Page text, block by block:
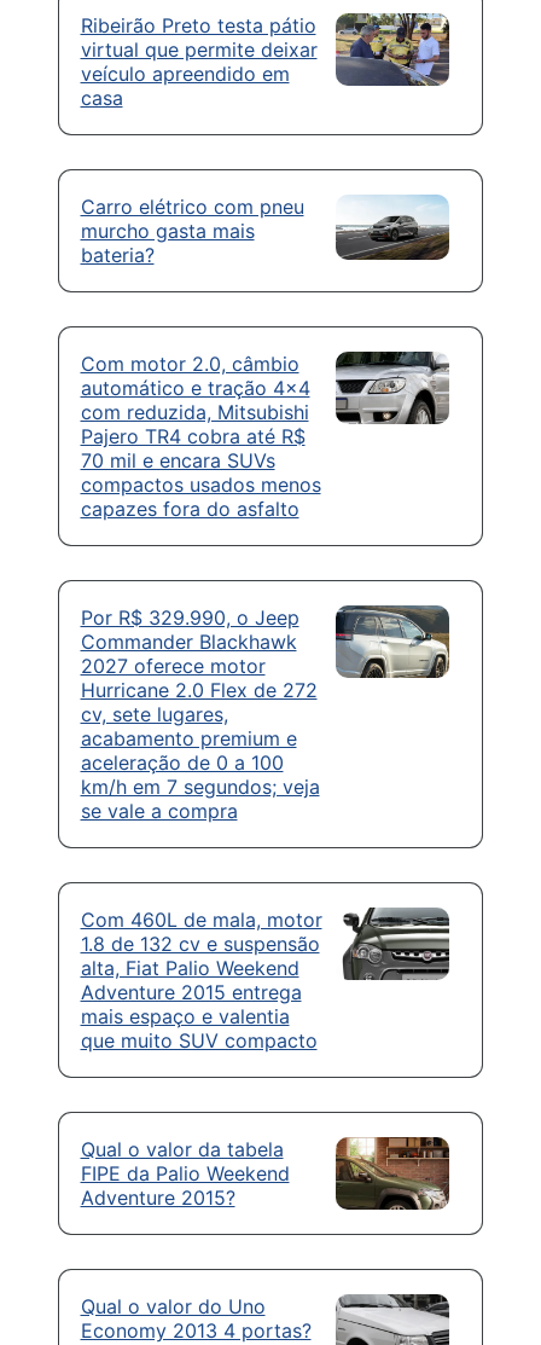
Ribeirão Preto testa pátio
virtual que permite deixar
veículo apreendido em
casa
Carro elétrico com pneu
murcho gasta mais
bateria?
Com motor 2.0, câmbio
automático e tração 4×4
com reduzida, Mitsubishi
Pajero TR4 cobra até R$
70 mil e encara SUVs
compactos usados menos
capazes fora do asfalto
Por R$ 329.990, o Jeep
Commander Blackhawk
2027 oferece motor
Hurricane 2.0 Flex de 272
cv, sete lugares,
acabamento premium e
aceleração de 0 a 100
km/h em 7 segundos; veja
se vale a compra
Com 460L de mala, motor
1.8 de 132 cv e suspensão
alta, Fiat Palio Weekend
Adventure 2015 entrega
mais espaço e valentia
que muito SUV compacto
Qual o valor da tabela
FIPE da Palio Weekend
Adventure 2015?
Qual o valor do Uno
Economy 2013 4 portas?